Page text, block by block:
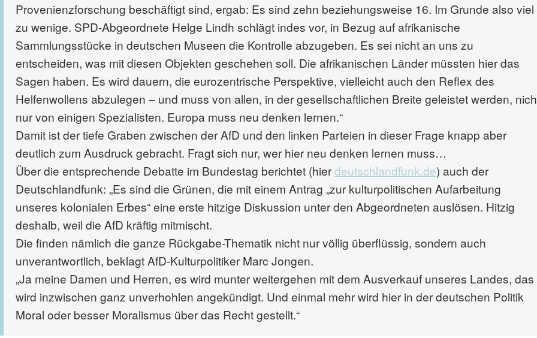
Provenienzforschung beschäftigt sind, ergab: Es sind zehn beziehungsweise 16. Im Grunde also viel
zu wenige. SPD-Abgeordnete Helge Lindh schlägt indes vor, in Bezug auf afrikanische
Sammlungsstücke in deutschen Museen die Kontrolle abzugeben. Es sei nicht an uns zu
entscheiden, was mit diesen Objekten geschehen soll. Die afrikanischen Länder müssten hier das
Sagen haben. Es wird dauern, die eurozentrische Perspektive, vielleicht auch den Reflex des
Helfenwollens abzulegen – und muss von allen, in der gesellschaftlichen Breite geleistet werden,
nur von einigen Spezialisten. Europa muss neu denken lernen.“
Damit ist der tiefe Graben zwischen der AfD und den linken Parteien in dieser Frage knapp aber
deutlich zum Ausdruck gebracht. Fragt sich nur, wer hier neu denken lernen muss…
Über die entsprechende Debatte im Bundestag berichtet (hierdeutschlandfunk.de) auch der
Deutschlandfunk: „Es sind die Grünen, die mit einem Antrag „zur kulturpolitischen Aufarbeitung
unseres kolonialen Erbes“ eine erste hitzige Diskussion unter den Abgeordneten auslösen. Hitzig
deshalb, weil die AfD kräftig mitmischt.
Die finden nämlich die ganze Rückgabe-Thematik nicht nur völlig überflüssig, sondern auch
unverantwortlich, beklagt AfD-Kulturpolitiker Marc Jongen.
„Ja meine Damen und Herren, es wird munter weitergehen mit dem Ausverkauf unseres Landes, das
wird inzwischen ganz unverhohlen angekündigt. Und einmal mehr wird hier in der deutschen Politik
Moral oder besser Moralismus über das Recht gestellt.“